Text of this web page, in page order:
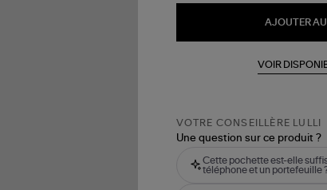
AJOUTER AU
VOIR
VOTRE CONSEILLÈRE LULLI
Une question sur ce produit ?
Cette pochette est-elle
téléphone et un portefeuille